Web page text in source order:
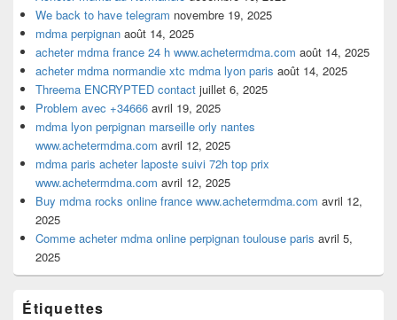
We back to have telegram novembre 19, 2025
mdma perpignan août 14, 2025
acheter mdma france 24 h www.achetermdma.com août 14, 2025
acheter mdma normandie xtc mdma lyon paris août 14, 2025
Threema ENCRYPTED contact juillet 6, 2025
Problem avec +34666 avril 19, 2025
mdma lyon perpignan marseille orly nantes
www.achetermdma.com avril 12, 2025
mdma paris acheter laposte suivi 72h top prix
www.achetermdma.com avril 12, 2025
Buy mdma rocks online france www.achetermdma.com avril 12,
2025
Comme acheter mdma online perpignan toulouse paris avril 5,
2025
Étiquettes